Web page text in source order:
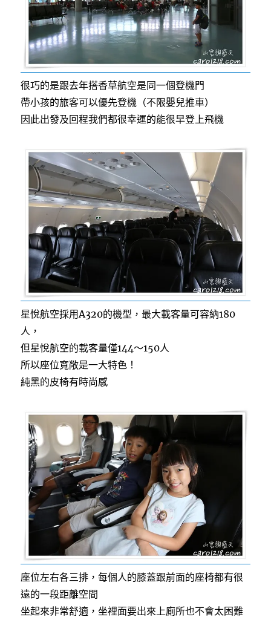
很巧的是跟去年搭香草航空是同一個登機門
帶小孩的旅客可以優先登機（不限嬰兒推車）
因此出發及回程我們都很幸運的能很早登上飛機
星悅航空採用A320的機型，最大載客量可容納180
人，
但星悅航空的載客量僅144～150人
所以座位寬敞是一大特色！
純黑的皮椅有時尚感
座位左右各三排，每個人的膝蓋跟前面的座椅都有很
遠的一段距離空間
坐起來非常舒適，坐裡面要出來上廁所也不會太困難